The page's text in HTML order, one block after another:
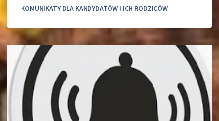
KOMUNIKATY DLA KANDYDATÓW I ICH RODZICÓW